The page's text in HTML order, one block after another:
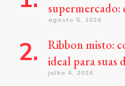
supermercado:
agosto 5, 2026
Ribbon misto:
ideal para suas
julho 6, 2026